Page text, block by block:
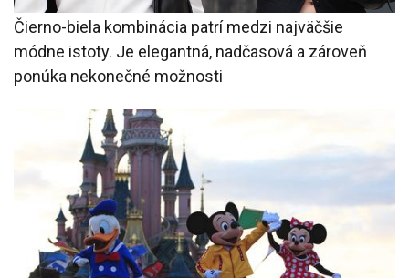
Čierno-biela kombinácia patrí medzi najväčšie
módne istoty. Je elegantná, nadčasová a zároveň
ponúka nekonečné možnosti